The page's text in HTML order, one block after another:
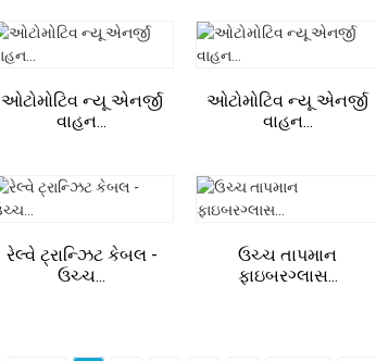
ઓટોમોટિવ ન્યૂ એનર્જી
વાહન...
ઓટોમોટિવ ન્યૂ એનર્જી
વાહન...
રેલ્વે ટ્રાન્ઝિટ કેબલ -
ઉચ્ચ...
ઉચ્ચ તાપમાન
ફાઇબરગ્લાસ...